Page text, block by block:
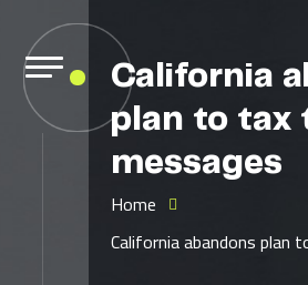
California
plan to tax
messages
Home
California abandons plan